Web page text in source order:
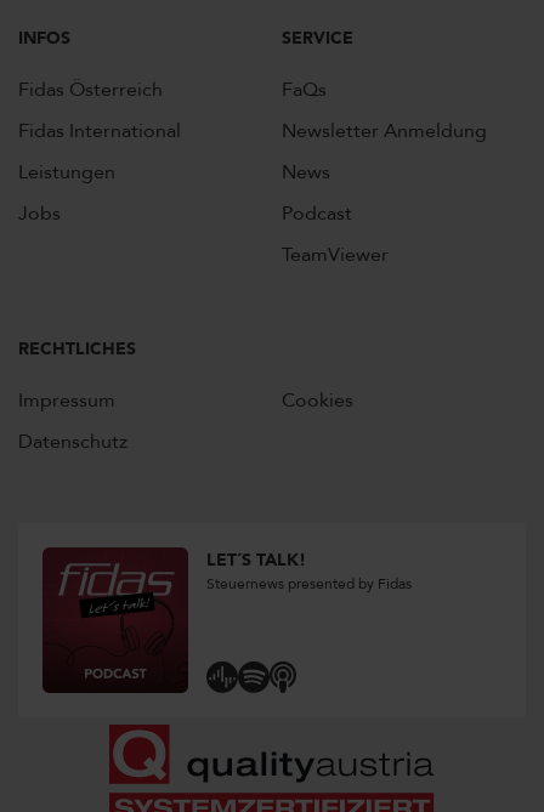
INFOS
Fidas Österreich
Fidas International
Leistungen
Jobs
SERVICE
FaQs
Newsletter Anmeldung
News
Podcast
TeamViewer
RECHTLICHES
Impressum
Datenschutz
Cookies
LET´S TALK!
Steuernews presented by Fidas